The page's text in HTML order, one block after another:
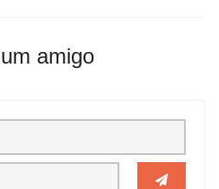
amigo